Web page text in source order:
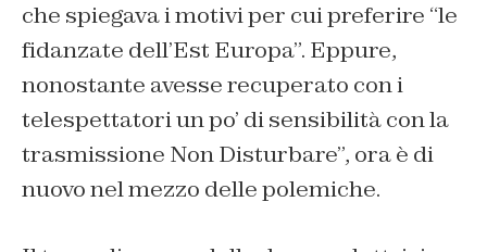
che spiegava i motivi per cui preferire “le
fidanzate dell’Est Europa”. Eppure,
nonostante avesse recuperato con i
telespettatori un po’ di sensibilità con la
trasmissione Non Disturbare”, ora è di
nuovo nel mezzo delle polemiche.